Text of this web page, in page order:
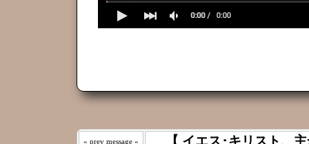
« prev message « 【 イエス･キリスト、